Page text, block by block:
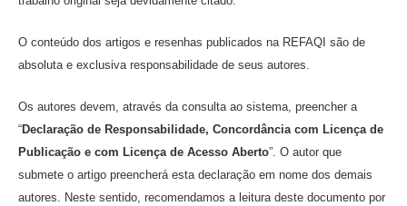
O conteúdo dos artigos e resenhas publicados na REFAQI são de
absoluta e exclusiva responsabilidade de seus autores.
Os autores devem, através da consulta ao sistema, preencher a
“Declaração de Responsabilidade, Concordância com Licença de
Publicação e com Licença de Acesso Aberto”. O autor que
submete o artigo preencherá esta declaração em nome dos demais
autores. Neste sentido, recomendamos a leitura deste documento por